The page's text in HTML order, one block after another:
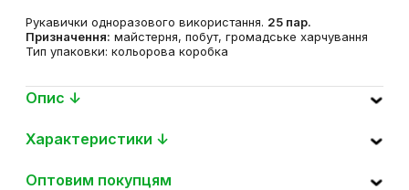
Рукавички одноразового використання. 25 пар.
Призначення: майстерня, побут, громадське харчування
Тип упаковки: кольорова коробка
Опис ↓
Характеристики ↓
Оптовим покупцям